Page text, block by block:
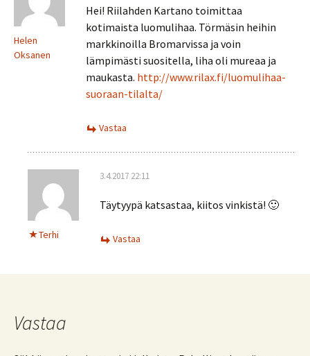
Helen
Oksanen
Hei! Riilahden Kartano toimittaa
kotimaista luomulihaa. Törmäsin heihin
markkinoilla Bromarvissa ja voin
lämpimästi suositella, liha oli mureaa ja
maukasta. http://www.rilax.fi/luomulihaa-
suoraan-tilalta/
Vastaa
Terhi
3.4.2017 22:11
Täytyypä katsastaa, kiitos vinkistä! 🙂
Vastaa
Vastaa